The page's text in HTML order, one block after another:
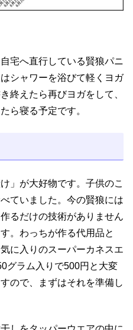
宅へ直行している賢狼パニ
シャワーを浴びて軽くヨガ
終えたら再びヨガをして、
ら寝る予定です。
」が大好物です。子供のこ
ていました。今の賢狼には
るだけの技術がありません
。わっちが作る代用品と
に入りのスーパーカネスエ
グラム入りで500円と大変
ので、まずはそれを準備し